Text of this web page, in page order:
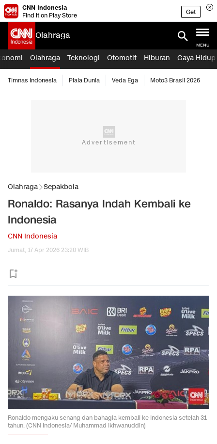
CNN Indonesia
Find it on Play Store
Get
Olahraga
MENU
Olahraga Teknologi Otomotif Hiburan Gaya Hidup
Timnas Indonesia Piala Dunia Veda Ega Moto3 Brasil 2026
Olahraga Sepakbola
Ronaldo: Rasanya Indah Kembali ke
Indonesia
CNN Indonesia
Jumat, 17 Apr 2026 23:20 WIB
Ronaldo mengaku senang dan bahagia kembali ke Indonesia setelah 31
tahun. (CNN Indonesia/ Muhammad Ikhwanuddin)